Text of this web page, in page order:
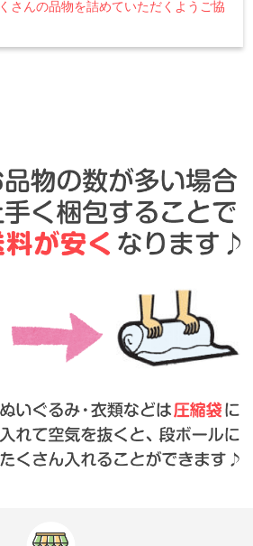
さんの品物を詰めていただくようご協